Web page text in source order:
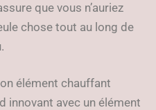
que vous n’auriez
chose tout au long de
élément chauffant
innovant avec un élément